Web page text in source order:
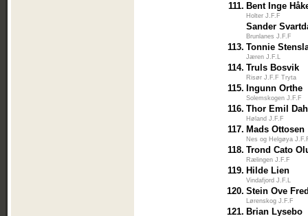
111. Bent Inge
Holter J.F.F
Sander
Brunlanes J.F.F
113. Tonnie
Jæren J.F.L
114. Truls Bosvik
Risør J.F.F Tryta
115. Ingunn Orthe
Solemskogen J.F.F
116. Thor Emil
Høland J.F.F
117. Mads Ottosen
Nes og Helgøya
118. Trond Cato
Rælingen J.F.F
119. Hilde Lien
Vindafjord J.F.L
120. Stein Ove
Lørenskog J.F.F
121. Brian Lysebo